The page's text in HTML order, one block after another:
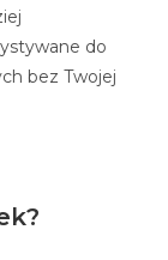
do
bez Twojej